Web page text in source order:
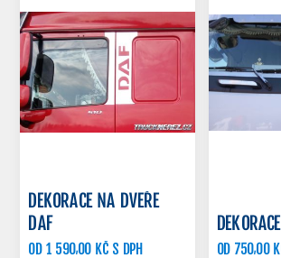
DEKORACE NA DVEŘE
DAF
OD 1 590,00 KČ S DPH OD 750,00